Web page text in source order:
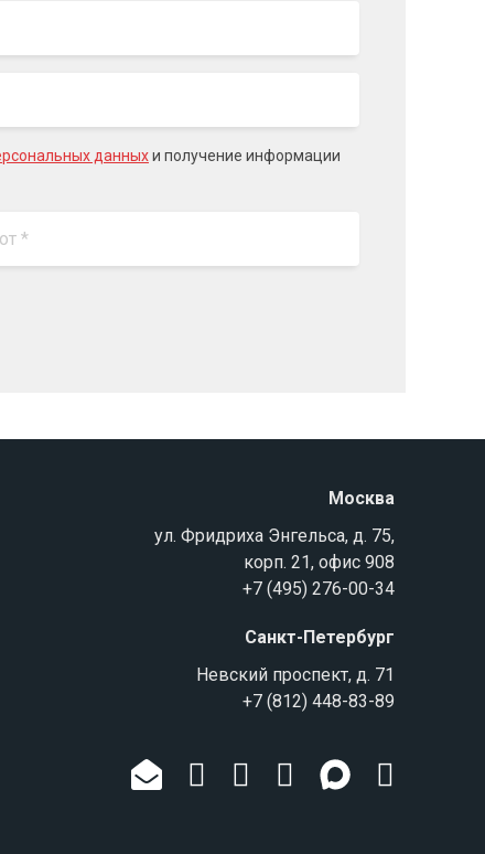
данныхи получение информации
Москва
ул. Фридриха Энгельса, д. 75,
корп. 21, офис 908
+7 (495) 276-00-34
Санкт-Петербург
Невский проспект, д. 71
+7 (812) 448-83-89